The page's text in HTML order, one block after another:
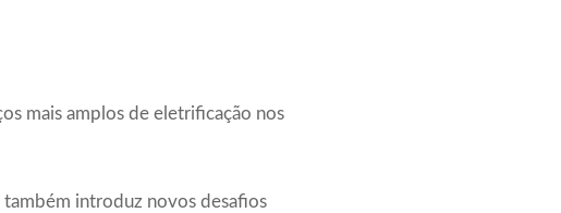
mais amplos de eletrificação nos
também introduz novos desafios